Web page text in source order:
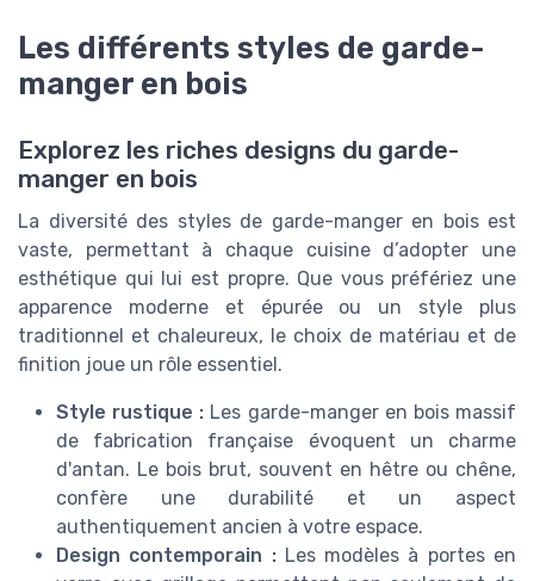
Les différents styles de garde-
manger en bois
Explorez les riches designs du garde-
manger en bois
La diversité des styles de garde-manger en bois est
vaste, permettant à chaque cuisine d’adopter une
esthétique qui lui est propre. Que vous préfériez une
apparence moderne et épurée ou un style plus
traditionnel et chaleureux, le choix de matériau et de
finition joue un rôle essentiel.
Style rustique : Les garde-manger en bois massif
de fabrication française évoquent un charme
d'antan. Le bois brut, souvent en hêtre ou chêne,
confère une durabilité et un aspect
authentiquement ancien à votre espace.
Design contemporain :Les modèles à portes en